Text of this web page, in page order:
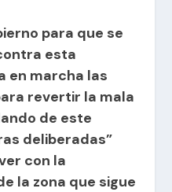
para que se
esta
en marcha las
revertir la mala
de este
deliberadas”
con la
la zona que sigue